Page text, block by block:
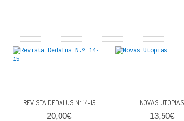
REVISTA DEDALUS N.º 14-15
20,00€
NOVAS UTOPIAS
13,50€